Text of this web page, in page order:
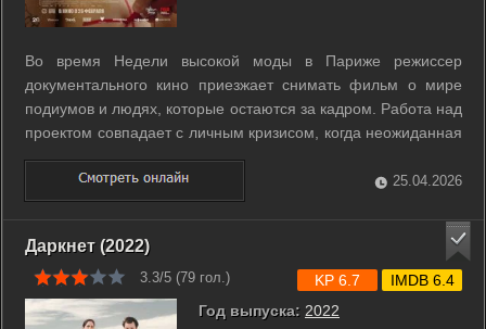
Во время Недели высокой моды в Париже режиссер
документального кино приезжает снимать фильм о мире
подиумов и людях, которые остаются за кадром. Работа над
проектом совпадает с личным кризисом, когда неожиданная
новость о здоровье заставляет ее пересмотреть планы и
отношения с близкими. Пока вокруг проходят показы и
съемки, она наблюдает за ...
25.04.2026
Даркнет (2022)
3.3/5 (79 гол.)
Год выпуска: 2022
KP 6.7 IMDB 6.4